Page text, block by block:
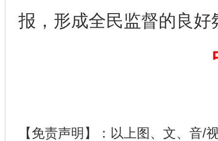
报，形成全民监督的良好
【免责声明】：以上图、文、音/